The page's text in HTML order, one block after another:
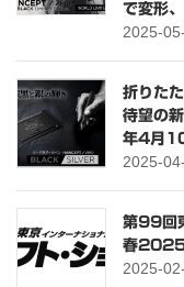
で変形
2025-
折りた
待望の
年4月
2025-
第99回
春2025
2025-